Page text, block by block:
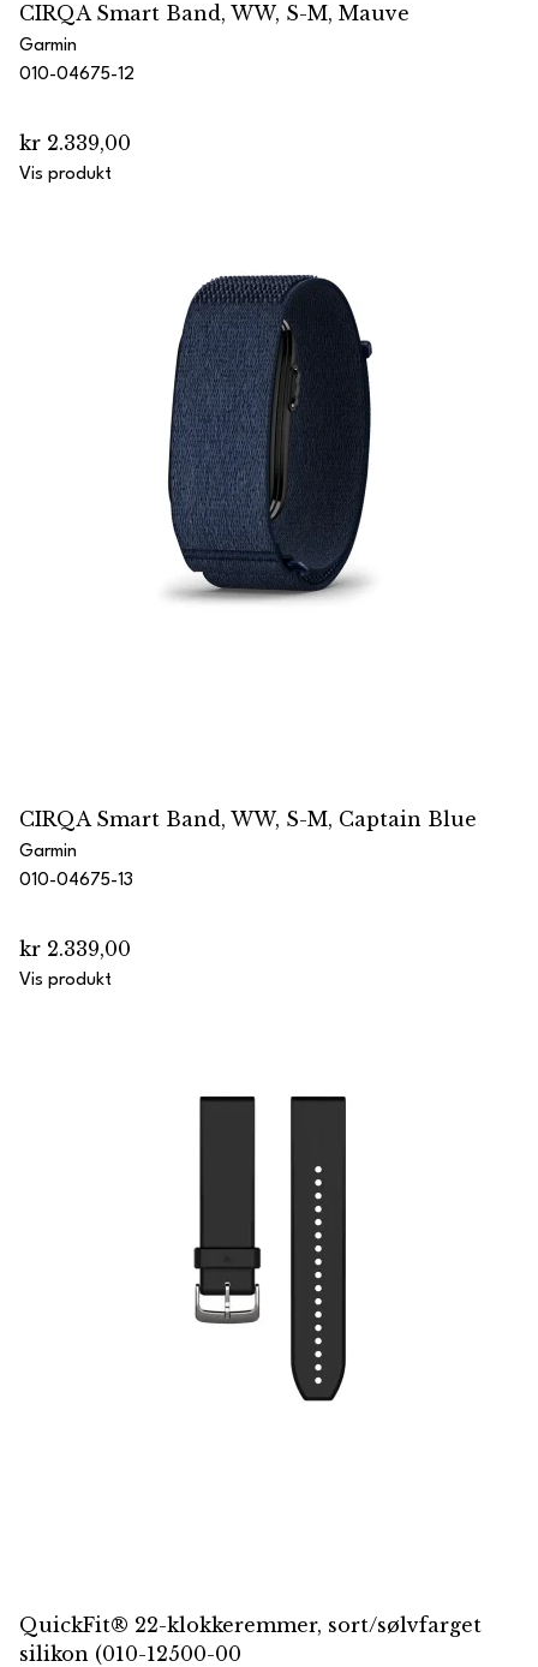
CIRQA Smart Band, WW, S-M, Mauve
Garmin
010-04675-12
kr 2.339,00
Vis produkt
CIRQA Smart Band, WW, S-M, Captain Blue
Garmin
010-04675-13
kr 2.339,00
Vis produkt
QuickFit® 22-klokkeremmer, sort/sølvfarget
silikon (010-12500-00